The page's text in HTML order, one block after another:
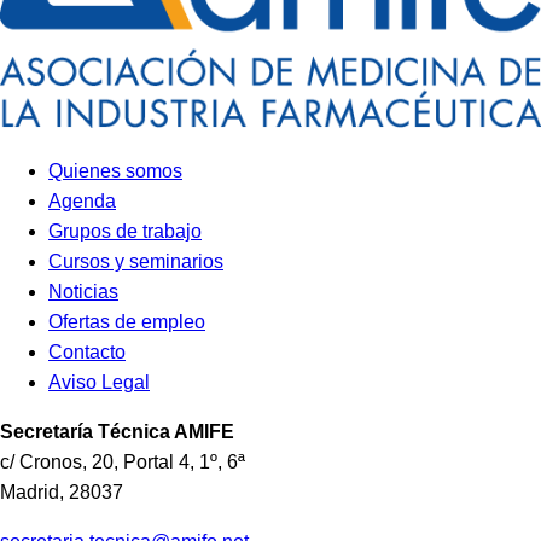
Quienes somos
Agenda
Grupos de trabajo
Cursos y seminarios
Noticias
Ofertas de empleo
Contacto
Aviso Legal
Secretaría TécnicaAMIFE
c/ Cronos, 20, Portal 4, 1º, 6ª
Madrid, 28037